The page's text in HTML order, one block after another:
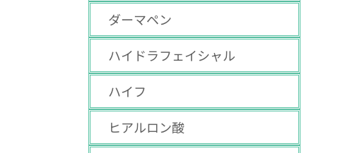
ダーマペン
ハイドラフェイシャル
ハイフ
ヒアルロン酸